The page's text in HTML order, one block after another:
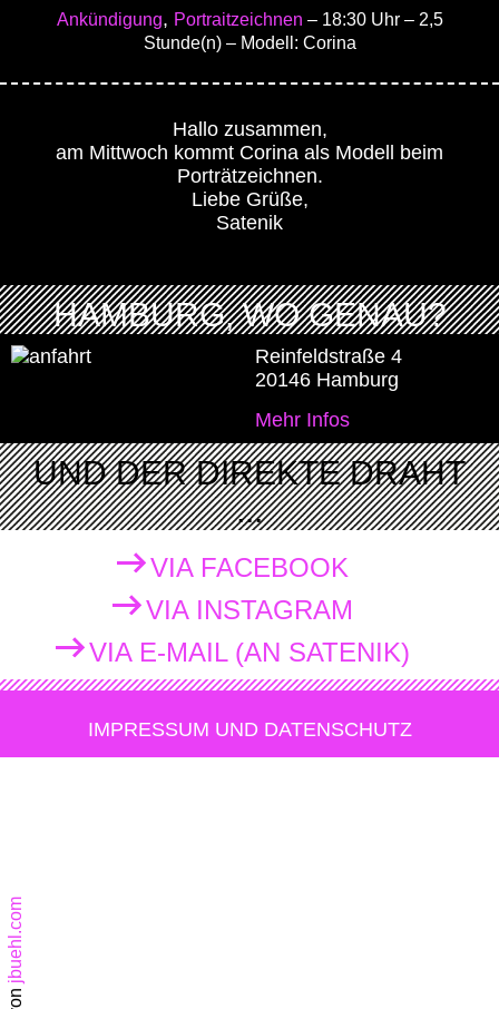
Ankündigung, Portraitzeichnen – 18:30 Uhr– 2,5
Stunde(n)– Modell: Corina
Hallo zusammen,
am Mittwoch kommt Corina als Modell beim
Porträtzeichnen.
Liebe Grüße,
Satenik
HAMBURG, WO GENAU?
Reinfeldstraße 4
20146 Hamburg
Mehr Infos
UND DER DIREKTE DRAHT
...
VIA FACEBOOK
VIA INSTAGRAM
VIA E-MAIL (AN SATENIK)
IMPRESSUM UND DATENSCHUTZ
jbuehl.com